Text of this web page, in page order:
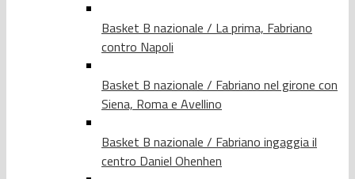
Basket B nazionale / La prima, Fabriano
contro Napoli
Basket B nazionale / Fabriano nel girone con
Siena, Roma e Avellino
Basket B nazionale / Fabriano ingaggia il
centro Daniel Ohenhen